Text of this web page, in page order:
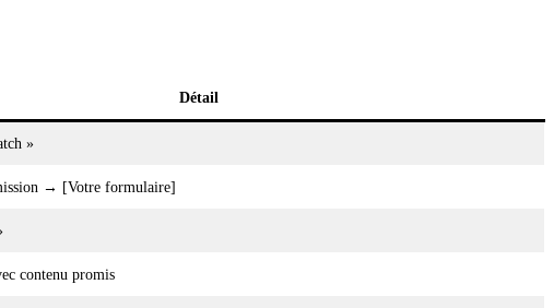
Détail
»
→ [Votre formulaire]
contenu promis